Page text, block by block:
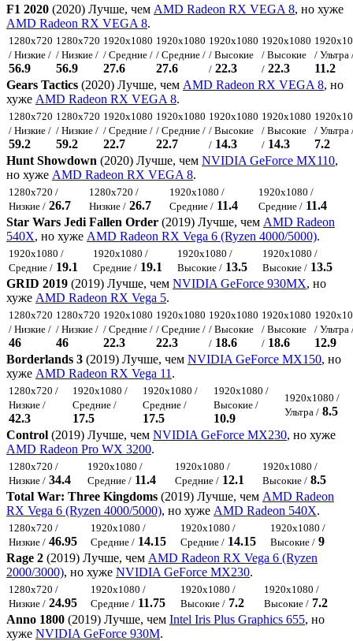
F1 2020 (2020) Лучше, чем AMD Radeon RX VEGA 8, но хуже
AMD Radeon RX VEGA 8.
1280x720
/ Низкие /
56.9
1280x720
/ Низкие /
56.9
1920x1080
/ Средние /
27.6
1920x1080
/ Средние /
27.6
1920x1080
/ Высокие
/ 22.3
1920x1080
/ Высокие
/ 22.3
/ Ультра
11.2
Gears Tactics (2020) Лучше, чем AMD Radeon RX VEGA 8, но
хуже AMD Radeon RX VEGA 8.
1280x720
/ Низкие /
59.2
1280x720
/ Низкие /
59.2
1920x1080
/ Средние /
22.7
1920x1080
/ Средние /
22.7
1920x1080
/ Высокие
/ 14.3
1920x1080
/ Высокие
/ 14.3
/ Ультра
7.2
Hunt Showdown (2020) Лучше, чем NVIDIA GeForce MX110,
но хуже AMD Radeon RX VEGA 8.
1280x720 /
Низкие / 26.7
1280x720 /
Низкие / 26.7
1920x1080 /
Средние / 11.4
1920x1080 /
Средние / 11.4
Star Wars Jedi Fallen Order (2019) Лучше, чем AMD Radeon
540X, но хуже AMD Radeon RX Vega 6 (Ryzen 4000/5000).
1920x1080 /
Средние / 19.1
1920x1080 /
Средние / 19.1
1920x1080 /
Высокие / 13.5
1920x1080 /
Высокие / 13.5
GRID 2019 (2019) Лучше, чем NVIDIA GeForce 930MX, но
хуже AMD Radeon RX Vega 5.
1280x720
/ Низкие /
46
1280x720
/ Низкие /
46
1920x1080
/ Средние /
22.3
1920x1080
/ Средние /
22.3
1920x1080
/ Высокие
/ 18.6
1920x1080
/ Высокие
/ 18.6
/ Ультра
12.9
Borderlands 3 (2019) Лучше, чем NVIDIA GeForce MX150, но
хуже AMD Radeon RX Vega 11 .
1280x720 /
Низкие /
42.3
1920x1080 /
Средние /
17.5
1920x1080 /
Средние /
17.5
1920x1080 /
Высокие /
10.9
1920x1080 /
Ультра / 8.5
Control (2019) Лучше, чем NVIDIA GeForce MX230, но хуже
AMD Radeon Pro WX 3200.
1280x720 /
Низкие / 34.4
1920x1080 /
Средние / 11.4
1920x1080 /
Средние / 12.1
1920x1080 /
Высокие / 8.5
Total War: Three Kingdoms (2019) Лучше, чем AMD Radeon
RX Vega 6 (Ryzen 4000/5000), но хуже AMD Radeon 540X.
1280x720 /
Низкие / 46.95
1920x1080 /
Средние / 14.15
1920x1080 /
Средние / 14.15
1920x1080 /
Высокие / 9
Rage 2 (2019) Лучше, чем AMD Radeon RX Vega 6 (Ryzen
2000/3000), но хуже NVIDIA GeForce MX230.
1280x720 /
Низкие / 24.95
1920x1080 /
Средние / 11.75
1920x1080 /
Высокие / 7.2
1920x1080 /
Высокие / 7.2
Anno 1800 (2019) Лучше, чем Intel Iris Plus Graphics 655, но
хуже NVIDIA GeForce 930M.